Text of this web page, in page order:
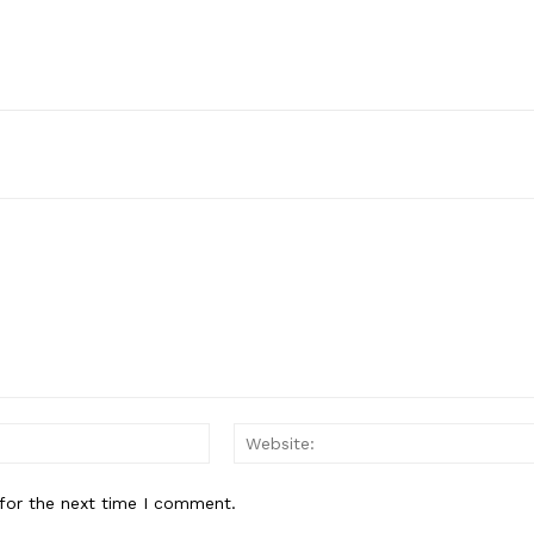
Email:*
the next time I comment.